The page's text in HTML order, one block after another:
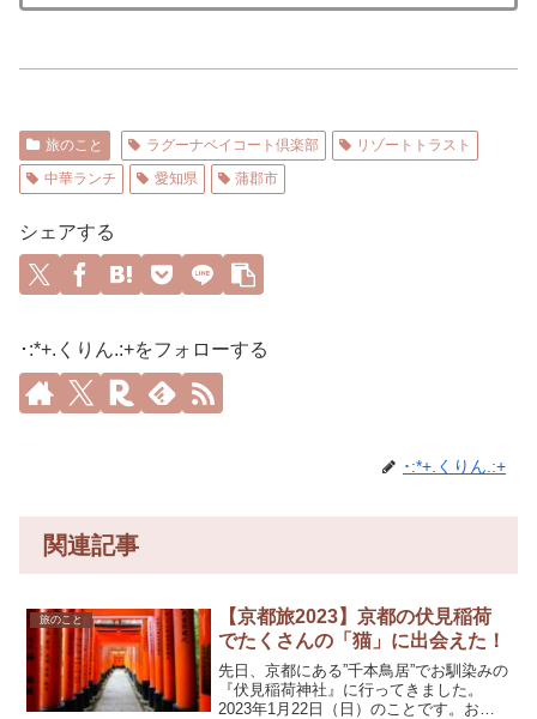
旅のこと ラグーナベイコート倶楽部
リゾートトラスト
中華ランチ
愛知県 蒲郡市
シェアする
･:*+.くりん.:+をフォローする
･:*+.くりん.:+
関連記事
旅のこと
【京都旅2023】京都の伏見稲荷
でたくさんの「猫」に出会えた！
先日、京都にある”千本鳥居”でお馴染みの
『伏見稲荷神社』に行ってきました。
2023年1月22日（日）のことです。お稲